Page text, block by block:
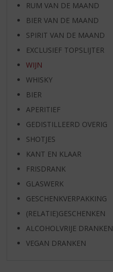
RUM VAN DE MAAND
BIER VAN DE MAAND
SPIRIT VAN DE MAAND
EXCLUSIEF TOPSLIJTER
WIJN
WHISKY
BIER
APERITIEF
GEDISTILLEERD OVERIG
SHOTJES
KANT EN KLAAR
FRISDRANK
GLASWERK
GESCHENKVERPAKKING
(RELATIE)GESCHENKEN
ALCOHOLVRIJE DRANKEN
VEGAN DRANKEN